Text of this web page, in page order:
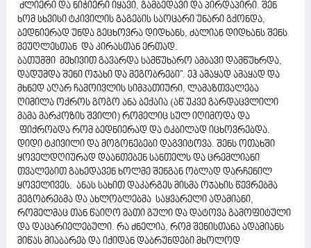
ძლიერი და ნიჭიერი იყავი, გამბედავი და პირდაპირი. შენ
ხომ სხვისი ტკივილის გაგების საოცარი უნარი გქონდა,
ბედნიერად უნდა გეცხოვრა დიდხანს, ძალიან დიდხანს შენს
მეუღლესთან და კირასთან ერთად.
ბათუმში მეხივით გავარდა სამწუხარო ამბავი დამწუხრდა,
დადუმდა შენი ოჯახი და მეგობრები". ეჰ ამაყად ამაყად და
მხნედ აღარ ჩამოივლის სიმპათიური, ლამაზთვალება
ღიმილა ოქროს გოგო ანა ბექაია (აწ უკვე გარდაცვლილი
მამა მარკოზის შვილი) რომელიც სულ იღიმოდა და
ფიქრობდა რომ ბედნიერად და ტკბილად იცხოვრებდა.
დიდი ტკივილი და მოგონებები დაგვიტოვა. შენს ოთახში
ყოველდღიურად დაანთებენ სანთელს და ცრემლიანი
თვალებით გახედავენ ხოლმე შენგან ობლად დარჩენილ
ყოველივეს. ანას სახით დაკარგეს მისმა ოჯახის წევრებმა
მეგობრებმა და ახლობლებმა საყვარელი ადამიანი,
რომელმაც თან წაიღო მათი გული და დატოვა გამოფიტული
და დაცარიელებული. რა ძნელია, რომ შენისთანა ადამიანს
მიწას მიაბარებ და იქიდან დაბრუნდები მხოლოდ